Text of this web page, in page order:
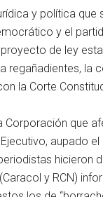
y política que
y el
de ley
regañadientes, la
la Corte
Corporación que
aupado
hicieron
y RCN)